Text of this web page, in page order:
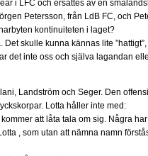
i LFC och ersattes av en
Petersson, från LdB FC, och
kontinuiteten i laget?
skulle kunna kännas lite
det inte oss och själva lagandan
Landström och Seger. Den
Lotta håller inte med:
att låta tala om sig. Några
, som utan att nämna namn